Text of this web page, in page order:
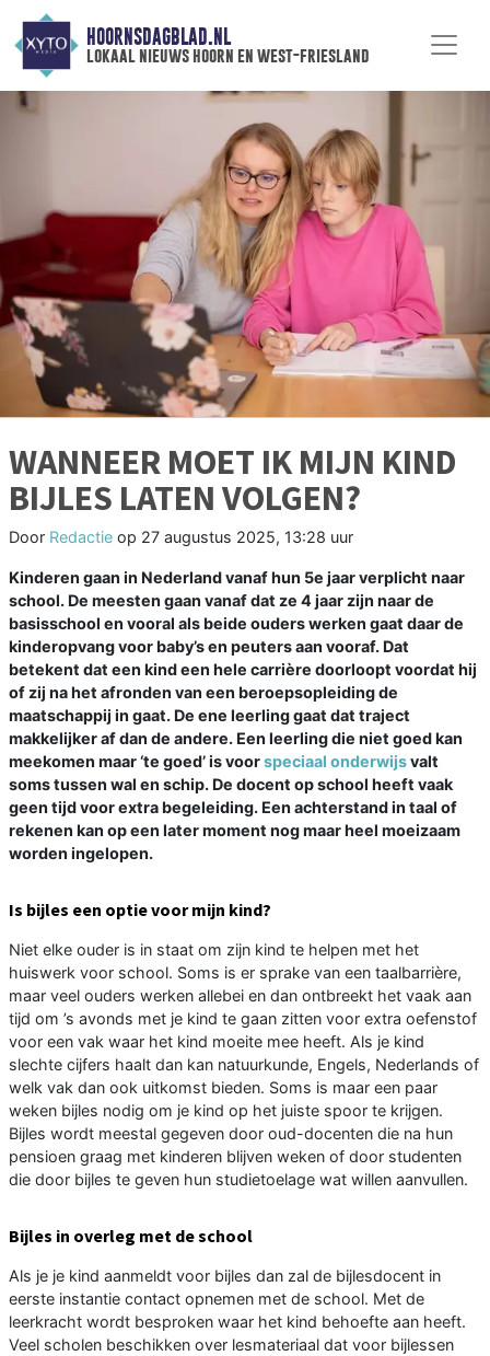
HOORNSDAGBLAD.NL
lokaal nieuws hoorn en west-friesland
WANNEER MOET IK MIJN KIND
BIJLES LATEN VOLGEN?
Door Redactie op 27 augustus 2025, 13:28 uur
Kinderen gaan in Nederland vanaf hun 5e jaar verplicht naar
school. De meesten gaan vanaf dat ze 4 jaar zijn naar de
basisschool en vooral als beide ouders werken gaat daar de
kinderopvang voor baby’s en peuters aan vooraf. Dat
betekent dat een kind een hele carrière doorloopt voordat hij
of zij na het afronden van een beroepsopleiding de
maatschappij in gaat. De ene leerling gaat dat traject
makkelijker af dan de andere. Een leerling die niet goed kan
meekomen maar ‘te goed’ is voorspeciaal onderwijsvalt
soms tussen wal en schip. De docent op school heeft vaak
geen tijd voor extra begeleiding. Een achterstand in taal of
rekenen kan op een later moment nog maar heel moeizaam
worden ingelopen.
Is bijles een optie voor mijn kind?
Niet elke ouder is in staat om zijn kind te helpen met het
huiswerk voor school. Soms is er sprake van een taalbarrière,
maar veel ouders werken allebei en dan ontbreekt het vaak aan
tijd om ’s avonds met je kind te gaan zitten voor extra oefenstof
voor een vak waar het kind moeite mee heeft. Als je kind
slechte cijfers haalt dan kan natuurkunde, Engels, Nederlands of
welk vak dan ook uitkomst bieden. Soms is maar een paar
weken bijles nodig om je kind op het juiste spoor te krijgen.
Bijles wordt meestal gegeven door oud-docenten die na hun
pensioen graag met kinderen blijven weken of door studenten
die door bijles te geven hun studietoelage wat willen aanvullen.
Bijles in overleg met de school
Als je je kind aanmeldt voor bijles dan zal de bijlesdocent in
eerste instantie contact opnemen met de school. Met de
leerkracht wordt besproken waar het kind behoefte aan heeft.
Veel scholen beschikken over lesmateriaal dat voor bijlessen